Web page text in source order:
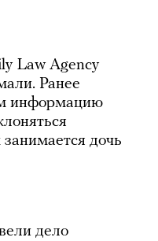
Law Agency
Ранее
информацию
дочь
дело